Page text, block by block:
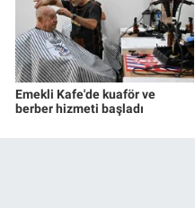
Emekli Kafe'de kuaför ve
berber hizmeti başladı